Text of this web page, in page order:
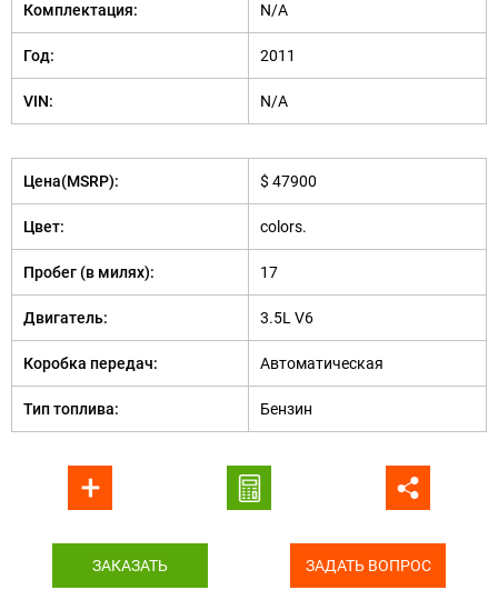
Комплектация: N/A
Год: 2011
VIN: N/A
Цена(MSRP): $ 47900
Цвет: colors.
Пробег (в милях): 17
Двигатель: 3.5L V6
Коробка передач: Автоматическая
Тип топлива: Бензин
ЗАКАЗАТЬ ЗАДАТЬ ВОПРОС